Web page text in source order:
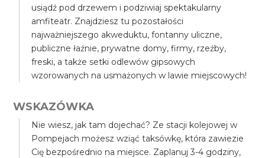
usiądź pod drzewem i podziwiaj spektakularny
amfiteatr. Znajdziesz tu pozostałości
najważniejszego akweduktu, fontanny uliczne,
publiczne łaźnie, prywatne domy, firmy, rzeźby,
freski, a także setki odlewów gipsowych
wzorowanych na usmażonych w lawie miejscowych!
WSKAZÓWKA
Nie wiesz, jak tam dojechać? Ze stacji kolejowej w
Pompejach możesz wziąć taksówkę, która zawiezie
Cię bezpośrednio na miejsce. Zaplanuj 3-4 godziny,